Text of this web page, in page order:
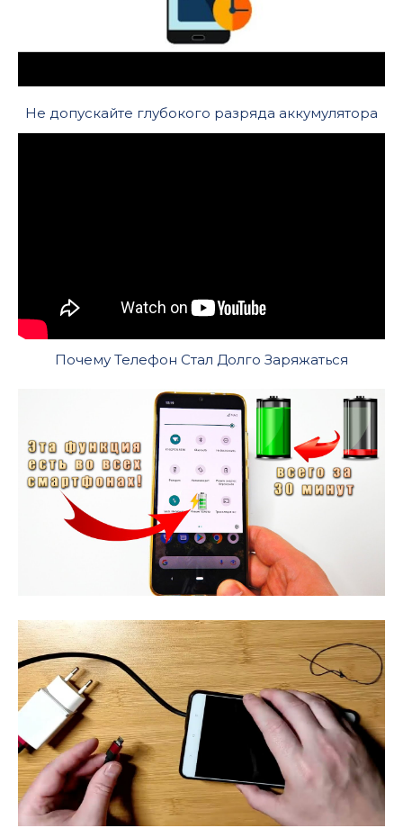
Не допускайте глубокого разряда аккумулятора
Почему Телефон Стал Долго Заряжаться